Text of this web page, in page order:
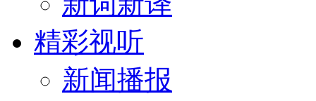
精彩视听
新闻播报